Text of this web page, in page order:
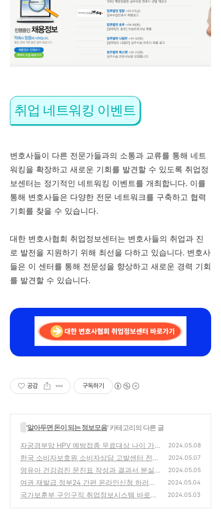
취업 네트워킹 이벤트
변호사들이 다른 전문가들과의 소통과 교류를 통해 네트
워킹을 확장하고 새로운 기회를 발견할 수 있도록 취업정
보센터는 정기적인 네트워킹 이벤트를 개최합니다. 이를
통해 변호사들은 다양한 전문 네트워크를 구축하고 협력
기회를 찾을 수 있습니다.
대한 변호사협회 취업정보센터는 변호사들의 취업과 진
로 발전을 지원하기 위해 최선을 다하고 있습니다. 변호사
들은 이 센터를 통해 전문성을 향상하고 새로운 경력 기회
를 발견할 수 있습니다.
공감 구독하기
'알아두면 돈이 되는 정보모음' 카테고리의 다른 글
자궁경부암 HPV 예방접종 무료대상 나이 가격
비교
(1)
2024.05.08
한국 소비자보호원 소비자상담 고발센터 전화
번호 신고방법
(0)
2024.05.07
영유아 건강검진 문진표 작성과 결과서 분실
시 출력방법
(0)
2024.05.05
여권 재발급 정부24 간편 온라인신청 하러가
기
(2)
2024.05.04
국가보훈부 구인구직 취업정보시스템 바로가
2024.05.03